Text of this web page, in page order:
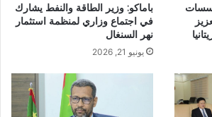
باماكو: وزير الطاقة والنفط يشارك
في اجتماع وزاري لمنظمة استثمار
نهر السنغال
يونيو 21, 2026